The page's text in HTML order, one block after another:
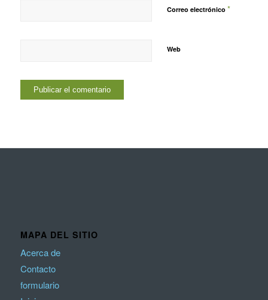
Correo electrónico *
Web
MAPA DEL SITIO
Acerca de
Contacto
formulario